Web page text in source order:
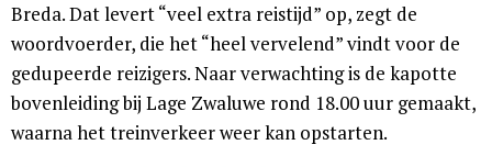
Breda. Dat levert “veel extra reistijd” op, zegt de
woordvoerder, die het “heel vervelend” vindt voor de
gedupeerde reizigers. Naar verwachting is de kapotte
bovenleiding bij Lage Zwaluwe rond 18.00 uur gemaakt,
waarna het treinverkeer weer kan opstarten.